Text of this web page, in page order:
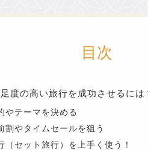
目次
度の高い旅行を成功させるには
やテーマを決める
割やタイムセールを狙う
（セット旅行）を上手く使う！